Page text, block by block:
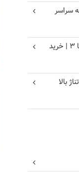
سراسر
فروش انواع کشمش آفتابی درجه یک تا ۳ | خرید
بالا